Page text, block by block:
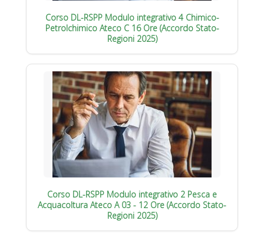
Corso DL-RSPP Modulo integrativo 4 Chimico-
Petrolchimico Ateco C 16 Ore (Accordo Stato-
Regioni 2025)
Corso DL-RSPP Modulo integrativo 2 Pesca e
Acquacoltura Ateco A 03 - 12 Ore (Accordo Stato-
Regioni 2025)